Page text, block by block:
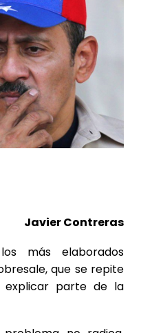
Javier Contreras
más elaborados
que se repite
explicar parte de la